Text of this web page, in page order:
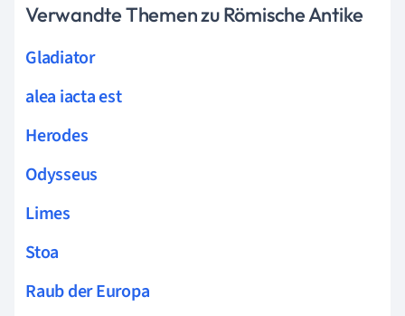
Verwandte Themen zu Römische Antike
Gladiator
alea iacta est
Herodes
Odysseus
Limes
Stoa
Raub der Europa